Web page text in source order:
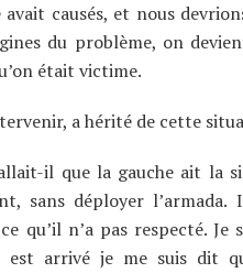
causés, et nous
du problème, on
était victime.
a hérité de cette
il que la gauche ait la
sans déployer
qu’il n’a pas respecté. Je
est arrivé je me suis dit